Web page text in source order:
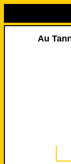
Au